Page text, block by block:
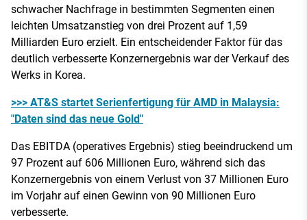
schwacher Nachfrage in bestimmten Segmenten einen
leichten Umsatzanstieg von drei Prozent auf 1,59
Milliarden Euro erzielt. Ein entscheidender Faktor für das
deutlich verbesserte Konzernergebnis war der Verkauf des
Werks in Korea.
>>> AT&S startet Serienfertigung für AMD in Malaysia:
"Daten sind das neue Gold"
Das EBITDA (operatives Ergebnis) stieg beeindruckend um
97 Prozent auf 606 Millionen Euro, während sich das
Konzernergebnis von einem Verlust von 37 Millionen Euro
im Vorjahr auf einen Gewinn von 90 Millionen Euro
verbesserte.